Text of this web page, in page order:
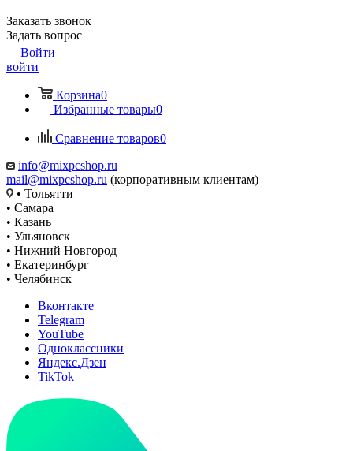
Заказать звонок
Задать вопрос
Войти
войти
Корзина0
Избранные товары0
Сравнение товаров0
info@mixpcshop.ru
mail@mixpcshop.ru (корпоративным клиентам)
• Тольятти
• Самара
• Казань
• Ульяновск
• Нижний Новгород
• Екатеринбург
• Челябинск
Вконтакте
Telegram
YouTube
Одноклассники
Яндекс.Дзен
TikTok